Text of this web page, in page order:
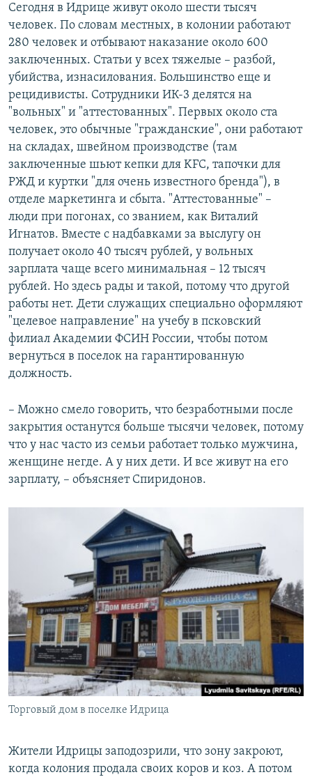
Сегодня в Идрице живут около шести тысяч
человек. По словам местных, в колонии работают
280 человек и отбывают наказание около 600
заключенных. Статьи у всех тяжелые – разбой,
убийства, изнасилования. Большинство еще и
рецидивисты. Сотрудники ИК-3 делятся на
"вольных" и "аттестованных". Первых около ста
человек, это обычные "гражданские", они работают
на складах, швейном производстве (там
заключенные шьют кепки для KFC, тапочки для
РЖД и куртки "для очень известного бренда"), в
отделе маркетинга и сбыта. "Аттестованные" –
люди при погонах, со званием, как Виталий
Игнатов. Вместе с надбавками за выслугу он
получает около 40 тысяч рублей, у вольных
зарплата чаще всего минимальная – 12 тысяч
рублей. Но здесь рады и такой, потому что другой
работы нет. Дети служащих специально оформляют
"целевое направление" на учебу в псковский
филиал Академии ФСИН России, чтобы потом
вернуться в поселок на гарантированную
должность.
– Можно смело говорить, что безработными после
закрытия останутся больше тысячи человек, потому
что у нас часто из семьи работает только мужчина,
женщине негде. А у них дети. И все живут на его
зарплату, – объясняет Спиридонов.
Торговый дом в поселке Идрица
Жители Идрицы заподозрили, что зону закроют,
когда колония продала своих коров и коз. А потом